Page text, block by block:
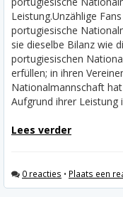
Leistung.Unzählige
portugiesische
sie dieselbe Bilanz wie
portugiesischen
erfüllen; in ihren
Nationalmannschaft
Aufgrund ihrer Leistung
Lees verder
0 reacties • Plaats een